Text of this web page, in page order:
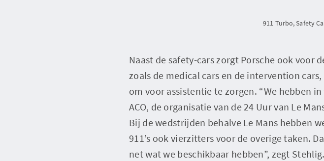
911 Turbo, Safety
Naast de safety-cars zorgt Porsche ook voor
zoals de medical cars en de intervention
om voor assistentie te zorgen. “We hebben
ACO, de organisatie van de 24 Uur van Le
Bij de wedstrijden behalve Le Mans hebben
911’s ook vierzitters voor de overige taken.
net wat we beschikbaar hebben”, zegt